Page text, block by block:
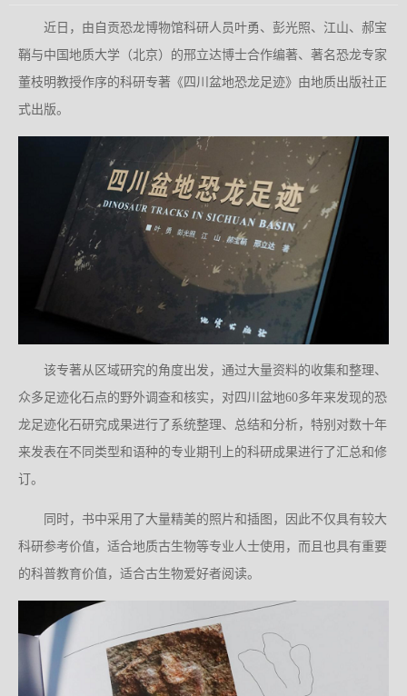
近日，由自贡恐龙博物馆科研人员叶勇、彭光照、江山、郝宝
鞘与中国地质大学（北京）的邢立达博士合作编著、著名恐龙专家
董枝明教授作序的科研专著《四川盆地恐龙足迹》由地质出版社正
式出版。
该专著从区域研究的角度出发，通过大量资料的收集和整理、
众多足迹化石点的野外调查和核实，对四川盆地60多年来发现的恐
龙足迹化石研究成果进行了系统整理、总结和分析，特别对数十年
来发表在不同类型和语种的专业期刊上的科研成果进行了汇总和修
订。
同时，书中采用了大量精美的照片和插图，因此不仅具有较大
科研参考价值，适合地质古生物等专业人士使用，而且也具有重要
的科普教育价值，适合古生物爱好者阅读。